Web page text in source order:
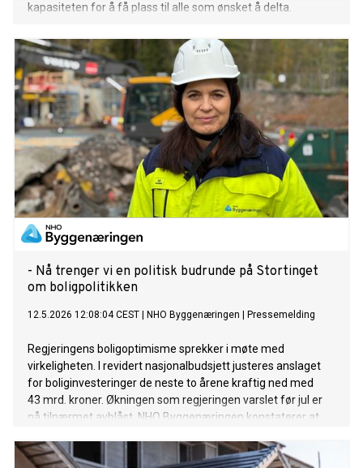
kapasiteten for å få plass til alle som ønsket å delta.
- Nå trenger vi en politisk budrunde på Stortinget
om boligpolitikken
12.5.2026 12:08:04 CEST NHO Byggenæringen Pressemelding
Regjeringens boligoptimisme sprekker i møte med
virkeligheten. I revidert nasjonalbudsjett justeres anslaget
for boliginvesteringer de neste to årene kraftig ned med
43 mrd. kroner. Økningen som regjeringen varslet før jul er
nå tilnærmet avblåst. NHO Byggenæringen konstaterer at
for å bedre situasjonen for boligkjøperne.